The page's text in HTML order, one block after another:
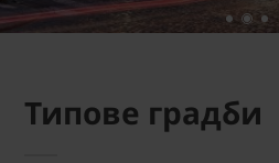
Типове градби